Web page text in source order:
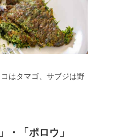
はタマゴ、サブジは野
・「ポロウ」